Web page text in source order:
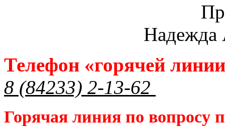
Надежда
Телефон «горячей
8 (84233) 2-13-62
Горячая линия по вопросу